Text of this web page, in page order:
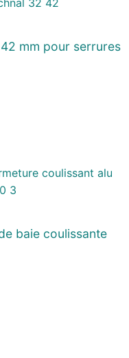
mm pour serrures
baie coulissante